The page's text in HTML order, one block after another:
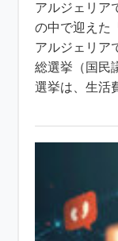
アルジェリア
の中で迎えた
アルジェリア
総選挙（国民
選挙は、生活